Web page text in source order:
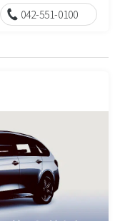
042-551-0100